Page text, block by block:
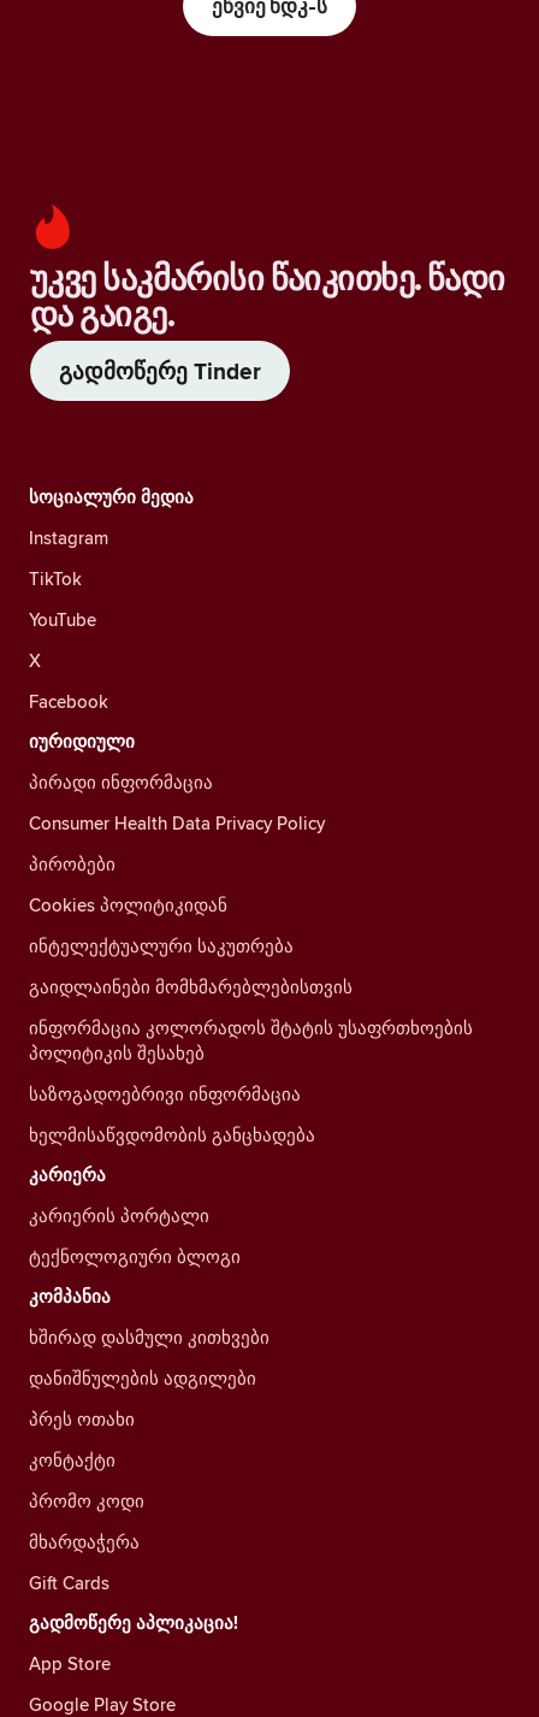
ეწვიე ხდკ-ს
უკვე საკმარისი წაიკითხე. წადი
და გაიგე.
გადმოწერე Tinder
სოციალური მედია
Instagram
TikTok
YouTube
X
Facebook
იურიდიული
პირადი ინფორმაცია
Consumer Health Data Privacy Policy
პირობები
Cookies პოლიტიკიდან
ინტელექტუალური საკუთრება
გაიდლაინები მომხმარებლებისთვის
ინფორმაცია კოლორადოს შტატის უსაფრთხოების
პოლიტიკის შესახებ
საზოგადოებრივი ინფორმაცია
ხელმისაწვდომობის განცხადება
კარიერა
კარიერის პორტალი
ტექნოლოგიური ბლოგი
კომპანია
ხშირად დასმული კითხვები
დანიშნულების ადგილები
პრეს ოთახი
კონტაქტი
პრომო კოდი
მხარდაჭერა
Gift Cards
გადმოწერე აპლიკაცია!
App Store
Google Play Store